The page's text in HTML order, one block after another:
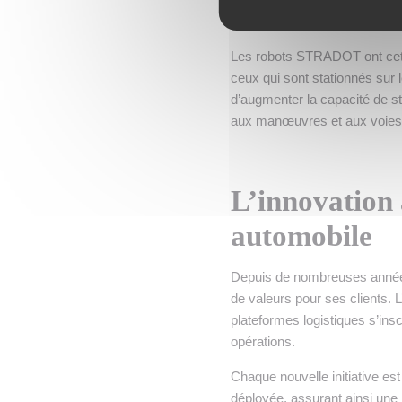
Les robots STRADOT ont
ceux qui sont stationnés sur
d’augmenter la capacité de
aux manœuvres et aux
L’innovation
automobile
Depuis de nombreuses
de valeurs pour ses clients.
plateformes logistiques
opérations.
Chaque nouvelle initiative
déployée, assurant ainsi